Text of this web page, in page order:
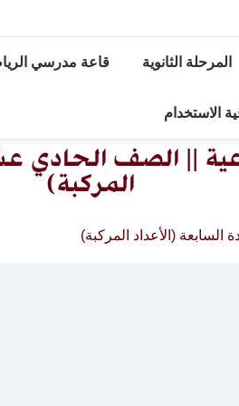
المرحلة الثانوية قاعة مدرسي
الاستخدام
|| الصف الحادي
المركبة)
(الأعداد المركبة)